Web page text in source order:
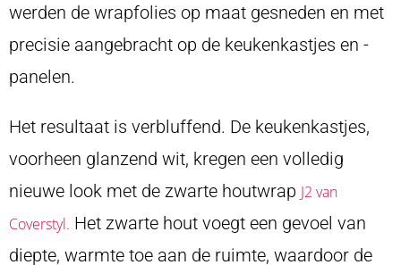
werden de wrapfolies op maat gesneden en met
precisie aangebracht op de keukenkastjes en -
panelen.
Het resultaat is verbluffend. De keukenkastjes,
voorheen glanzend wit, kregen een volledig
nieuwe look met de zwarte houtwrap J2 van
Coverstyl. Het zwarte hout voegt een gevoel van
diepte, warmte toe aan de ruimte, waardoor de